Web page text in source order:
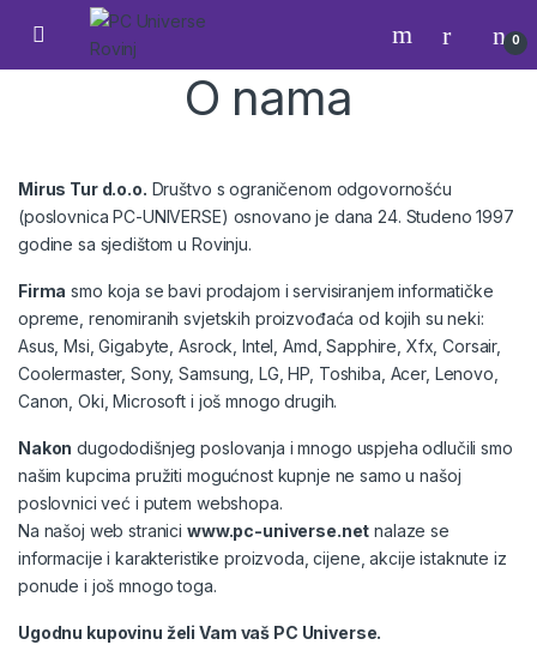
Skip to navigation
Skip to content
Open 0
O nama
Mirus Tur d.o.o. Društvo s ograničenom odgovornošću
(poslovnica PC-UNIVERSE) osnovano je dana 24. Studeno 1997
godine sa sjedištom u Rovinju.
Firma smo koja se bavi prodajom i servisiranjem informatičke
opreme, renomiranih svjetskih proizvođaća od kojih su neki:
Asus, Msi, Gigabyte, Asrock, Intel, Amd, Sapphire, Xfx, Corsair,
Coolermaster, Sony, Samsung, LG, HP, Toshiba, Acer, Lenovo,
Canon, Oki, Microsoft i još mnogo drugih.
Nakon dugododišnjeg poslovanja i mnogo uspjeha odlučili smo
našim kupcima pružiti mogućnost kupnje ne samo u našoj
poslovnici već i putem webshopa.
Na našoj web stranici www.pc-universe.net nalaze se
informacije i karakteristike proizvoda, cijene, akcije istaknute iz
ponude i još mnogo toga.
Ugodnu kupovinu želi Vam vaš PC Universe.